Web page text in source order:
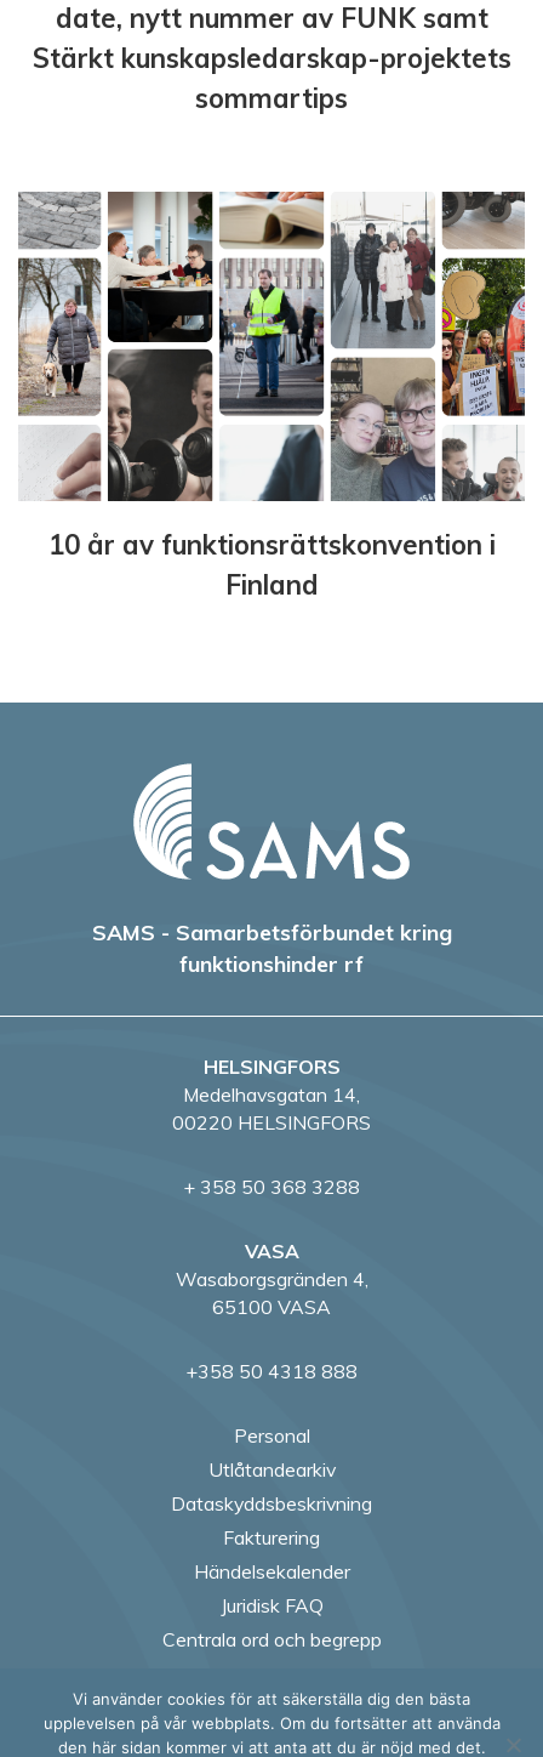
date, nytt nummer av FUNK samt
Stärkt kunskapsledarskap-projektets
sommartips
10 år av funktionsrättskonvention i
Finland
SAMS - Samarbetsförbundet kring
funktionshinder rf
HELSINGFORS
Medelhavsgatan 14,
00220 HELSINGFORS
+ 358 50 368 3288
VASA
Wasaborgsgränden 4,
65100 VASA
+358 50 4318 888
Personal
Utlåtandearkiv
Dataskyddsbeskrivning
Fakturering
Händelsekalender
Juridisk FAQ
Centrala ord och begrepp
Follow us on
Follow us on
Follow
Vi använder cookies för att säkerställa dig den bästa
upplevelsen på vår webbplats. Om du fortsätter att använda
den här sidan kommer vi att anta att du är nöjd med det.